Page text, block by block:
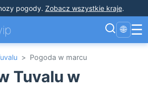
pogody. Zobacz wszystkie kraje.
🌐 ☰
> Pogoda w marcu
Tuvalu w